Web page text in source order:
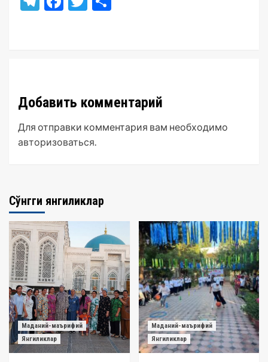
Добавить комментарий
Для отправки комментария вам необходимо
авторизоваться.
Сўнгги янгиликлар
Маданий-маърифий
Янгиликлар
Маданий-маърифий
Янгиликлар